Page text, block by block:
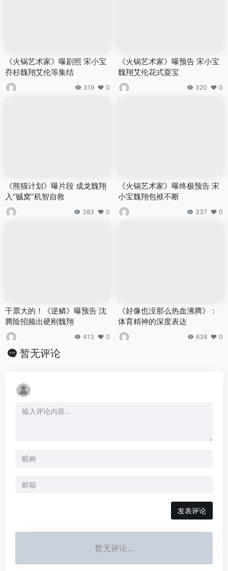
《火锅艺术家》曝剧照 宋小宝
乔杉魏翔艾伦等集结
319 0
《火锅艺术家》曝预告 宋小宝
魏翔艾伦花式耍宝
320 0
《熊猫计划》曝片段 成龙魏翔
入“贼窝”机智自救
383 0
《火锅艺术家》曝终极预告 宋
小宝魏翔包袱不断
337 0
干票大的！《逆鳞》曝预告 沈
腾险招频出硬刚魏翔
413 0
《好像也没那么热血沸腾》：
体育精神的深度表达
638 0
暂无评论
发表评论
暂无评论...